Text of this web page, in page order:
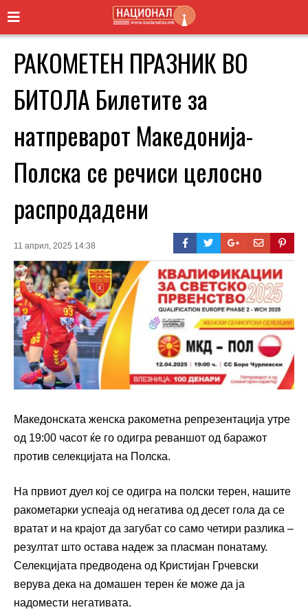
РАКОМЕТЕН ПРАЗНИК ВО
БИТОЛА Билетите за
натпреварот Македонија-
Полска се речиси целосно
распродадени
11 април, 2025 14:38
Македонската женска ракометна репрезентација утре
од 19:00 часот ќе го одигра реваншот од баражот
против селекцијата на Полска.
На првиот дуел кој се одигра на полски терен, нашите
ракометарки успеаја од негатива од десет гола да се
вратат и на крајот да загубат со само четири разлика –
резултат што остава надеж за пласман понатаму.
Селекцијата предводена од Кристијан Грчевски
верува дека на домашен терен ќе може да ја
надомести негативата.